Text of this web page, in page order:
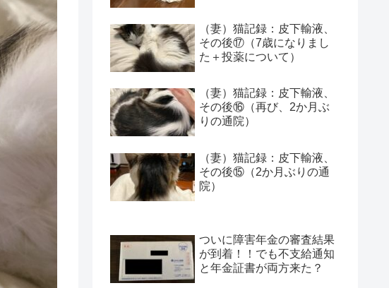
（妻）猫記録：皮下輸液、
その後⑰（7歳になりまし
た＋投薬について）
（妻）猫記録：皮下輸液、
その後⑯（再び、2か月ぶ
りの通院）
（妻）猫記録：皮下輸液、
その後⑮（2か月ぶりの通
院）
ついに障害年金の審査結果
が到着！！でも不支給通知
と年金証書が両方来た？